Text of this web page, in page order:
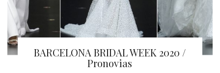
BARCELONA BRIDAL WEEK 2020 /
Pronovias